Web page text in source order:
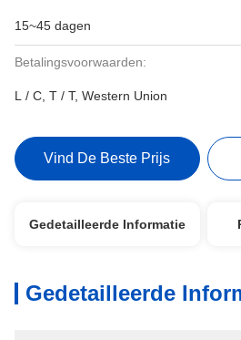
15~45 dagen
Betalingsvoorwaarden:
L / C, T / T, Western Union
Vind De Beste Prijs
Gedetailleerde Informatie
Gedetailleerde